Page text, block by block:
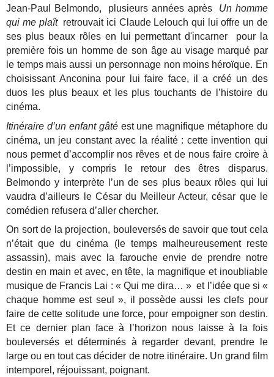
Jean-Paul Belmondo, plusieurs années après Un homme
qui me plaîtretrouvait ici Claude Lelouch qui lui offre un de
ses plus beaux rôles en lui permettant d'incarner pour la
première fois un homme de son âge au visage marqué par
le temps mais aussi un personnage non moins héroïque. En
choisissant Anconina pour lui faire face, il a créé un des
duos les plus beaux et les plus touchants de l’histoire du
cinéma.
Itinéraire d’un enfant gâtéest une magnifique métaphore du
cinéma, un jeu constant avec la réalité : cette invention qui
nous permet d’accomplir nos rêves et de nous faire croire à
l’impossible, y compris le retour des êtres disparus.
Belmondo y interprète l’un de ses plus beaux rôles qui lui
vaudra d’ailleurs le César du Meilleur Acteur, césar que le
comédien refusera d’aller chercher.
On sort de la projection, bouleversés de savoir que tout cela
n’était que du cinéma (le temps malheureusement reste
assassin), mais avec la farouche envie de prendre notre
destin en main et avec, en tête, la magnifique et inoubliable
musique de Francis Lai : « Qui me dira… » et l’idée que si «
chaque homme est seul », il possède aussi les clefs pour
faire de cette solitude une force, pour empoigner son destin.
Et ce dernier plan face à l’horizon nous laisse à la fois
bouleversés et déterminés à regarder devant, prendre le
large ou en tout cas décider de notre itinéraire. Un grand film
intemporel, réjouissant, poignant.